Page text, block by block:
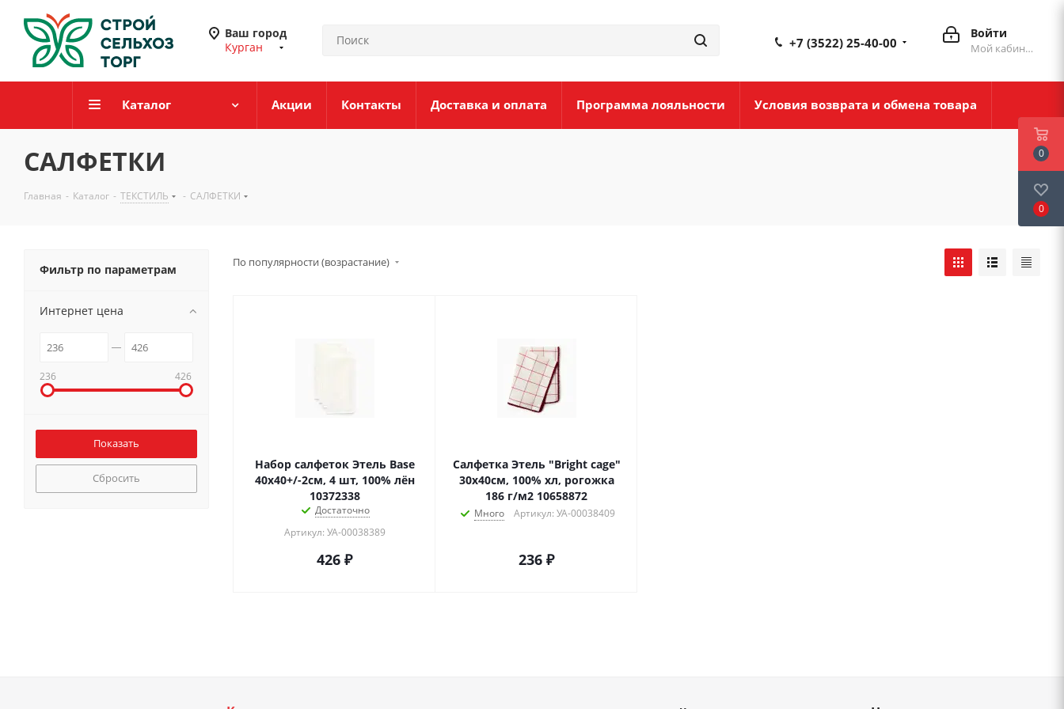
Ваш город
Курган
Войти
Мой кабинет
+7 (3522) 25-40-00
Каталог Акции Контакты Доставка и оплата Программа лояльности Условия возврата и обмена товара
САЛФЕТКИ
Главная - Каталог - ТЕКСТИЛЬ - САЛФЕТКИ
По популярности (возрастание)
Набор салфеток Этель Base
40х40+/-2см, 4 шт, 100% лён
10372338
Достаточно
Артикул: УА-00038389
426 ₽
Салфетка Этель "Bright cage"
30х40см, 100% хл, рогожка
186 г/м2 10658872
Много Артикул: УА-00038409
236 ₽
Фильтр по параметрам
Интернет цена
236 426
Сбросить
0
0